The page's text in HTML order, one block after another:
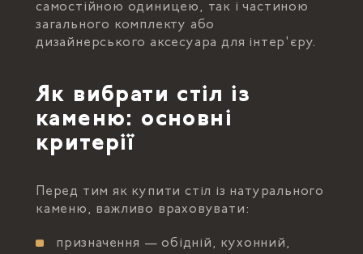
самостійною одиницею, так і частиною
загального комплекту або
дизайнерського аксесуара для інтер'єру.
Як вибрати стіл із
каменю: основні
критерії
Перед тим як купити стіл із натурального
каменю, важливо враховувати:
призначення — обідній, кухонний,